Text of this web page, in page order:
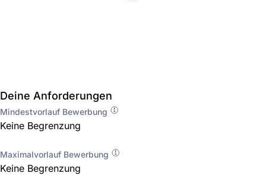
Deine Anforderungen
Mindestvorlauf Bewerbung
Keine Begrenzung
Maximalvorlauf Bewerbung
Keine Begrenzung